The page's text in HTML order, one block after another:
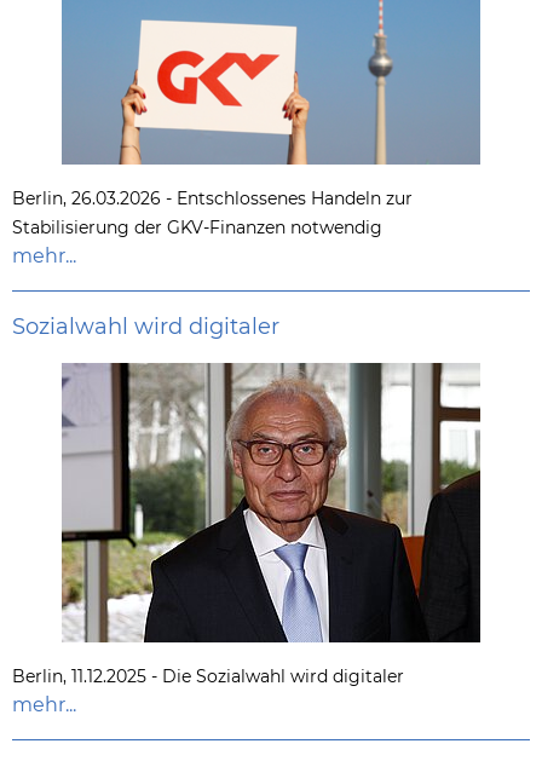
Berlin, 26.03.2026 - Entschlossenes Handeln zur
Stabilisierung der GKV-Finanzen notwendig
mehr...
Sozialwahl wird digitaler
Berlin, 11.12.2025 - Die Sozialwahl wird digitaler
mehr...